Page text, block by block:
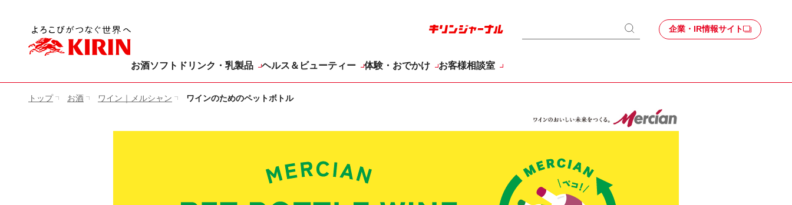
検
企業・IR情報サイト
お酒ソフトドリンク・乳製品 ヘルス＆ビューティー 体験・おでかけ お客様相談室
トップ お酒 ワイン｜メルシャン ワインのためのペットボトル